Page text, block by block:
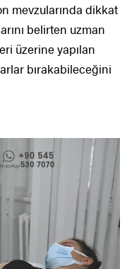
mevzularında dikkat
belirten uzman
üzerine yapılan
bırakabileceğini